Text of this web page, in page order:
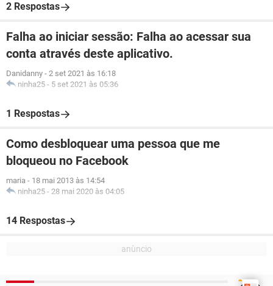
2 Respostas
Falha ao iniciar sessão: Falha ao acessar sua
conta através deste aplicativo.
Danidanny - 2 set 2021 às 16:18
ninha25 - 5 set 2021 às 05:36
1 Respostas
Como desbloquear uma pessoa que me
bloqueou no Facebook
maria - 18 mai 2013 às 14:54
ninha25 - 28 mai 2020 às 04:05
14 Respostas